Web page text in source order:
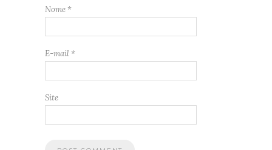
Nome *
E-mail *
Site